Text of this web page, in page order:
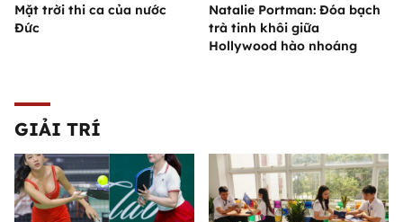
Mặt trời thi ca của nước
Đức
Natalie Portman: Đóa bạch
trà tinh khôi giữa
Hollywood hào nhoáng
GIẢI TRÍ